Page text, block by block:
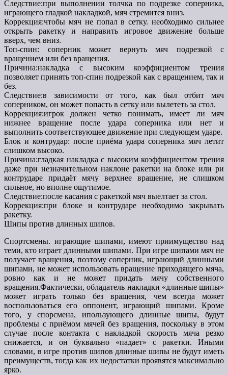
Следствие:при выполнении толчка по подрезке соперника,
играющего гладкой накладкой, мяч стремится вниз.
Коррекция:чтобы мяч не попал в сетку. необходимо сильнее
открыть ракетку и направить игровое движение больше
вверх, чем вниз.
Топ-спин: соперник может вернуть мяч подрезкой с
вращением или без вращения.
Причина:накладка с высоким коэффициентом трения
позволяет принять топ-спин подрезкой как с вращением, так и
без.
Следствие:в зависимости от того, как был отбит мяч
соперником, он может попасть в сетку или вылететь за стол.
Коррекция:игрок должен четко понимать, имеет ли мяч
нижнее вращение после удара соперника или нет и
выполнить соответствующее движение при следующем ударе.
Блок и контрудар: после приёма удара соперника мяч летит
слишком высоко.
Причина:гладкая накладка с высоким коэффициентом трения
даже при незначительном наклоне ракетки на блоке или ри
контрударе придаёт мячу верхнее вращение, не слишком
сильное, но вполне ощутимое.
Следствие:после касания с ракеткой мяч выелтает за стол.
Коррекция:при блоке и контрударе необходимо закрывать
ракетку.
Шипы против длинных шипов.
Спортсмены. играющие шипами, имеют приимущество над
теми, кто играет длинными шипами. При игре шипами мяч не
получает вращения, поэтому соперник, играющий длинными
шипами, не может использовать вращение приходящего мяча,
ровно как и не может придать мячу собственного
вращения.Фактически, обладатель накладки «длинные шипы»
может играть только без вращения, чем всегда может
воспользоваться его оппонент, играющий шипами. Кроме
того, у спорсмена, ипользующего длинные шипы, будут
проблемы с приёмом мячей без вращения, поскольку в этом
случае после контакта с накладкой скорость мяча резко
снижается, и он буквально «падает» с ракетки. Иными
словами, в игре против шипов длинные шипы не будут иметь
преимуществ, тогда как их недостатки проявятся максимально
ярко.